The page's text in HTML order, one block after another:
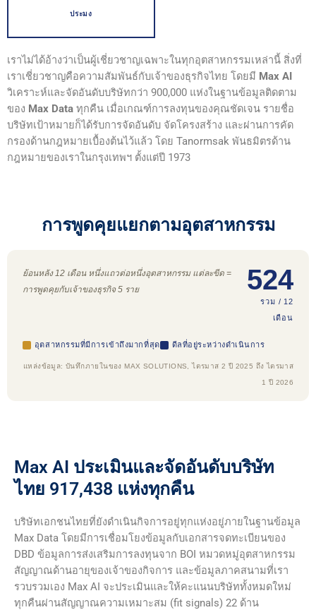
ประมง
เราไม่ได้อ้างว่าเป็นผู้เชี่ยวชาญเฉพาะในทุกอุตสาหกรรมเหล่านี้ สิ่งที่
เราเชี่ยวชาญคือความสัมพันธ์กับเจ้าของธุรกิจไทย โดยมี Max AI
วิเคราะห์และจัดอันดับบริษัทกว่า 900,000 แห่งในฐานข้อมูลติดตาม
ของ Max Data ทุกคืน เมื่อเกณฑ์การลงทุนของคุณชัดเจน รายชื่อ
บริษัทเป้าหมายก็ได้รับการจัดอันดับ จัดโครงสร้าง และผ่านการคัด
กรองด้านกฎหมายเบื้องต้นไว้แล้ว โดย Tanormsak พันธมิตรด้าน
กฎหมายของเราในกรุงเทพฯ ตั้งแต่ปี 1973
การพูดคุยแยกตามอุตสาหกรรม
ย้อนหลัง 12 เดือน หนึ่งแถวต่อหนึ่งอุตสาหกรรม แต่ละขีด =
การพูดคุยกับเจ้าของธุรกิจ 5 ราย
524
รวม / 12
เดือน
อุตสาหกรรมที่มีการเข้าถึงมากที่สุด ดีลที่อยู่ระหว่างดำเนินการ
แหล่งข้อมูล: บันทึกภายในของ MAX SOLUTIONS, ไตรมาส 2 ปี 2025 ถึง ไตรมาส
1 ปี 2026
Max AI ประเมินและจัดอันดับบริษัท
ไทย 917,438 แห่งทุกคืน
บริษัทเอกชนไทยที่ยังดำเนินกิจการอยู่ทุกแห่งอยู่ภายในฐานข้อมูล
Max Data โดยมีการเชื่อมโยงข้อมูลกับเอกสารจดทะเบียนของ
DBD ข้อมูลการส่งเสริมการลงทุนจาก BOI หมวดหมู่อุตสาหกรรม
สัญญาณด้านอายุของเจ้าของกิจการ และข้อมูลภาคสนามที่เรา
รวบรวมเอง Max AI จะประเมินและให้คะแนนบริษัททั้งหมดใหม่
ทุกคืนผ่านสัญญาณความเหมาะสม (fit signals) 22 ด้าน